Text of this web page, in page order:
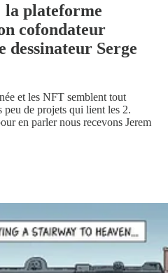
la plateforme
cofondateur
dessinateur Serge
et les NFT semblent tout
peu de projets qui lient les 2.
en parler nous recevons Jerem